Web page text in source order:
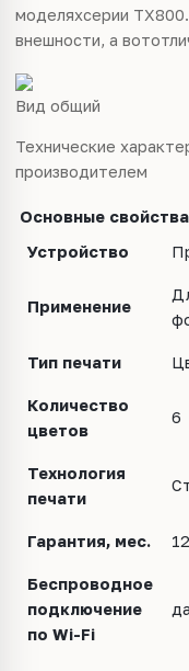
моделяхсерии
внешности, а
Вид общий
Технические
производителем
Основные свойства
Устройство
Применение
Тип печати
Количество
цветов
6
Технология
печати
Гарантия, мес. 12
Беспроводное
подключение
по Wi-Fi
да